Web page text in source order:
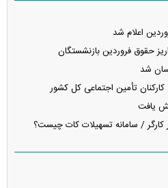
اعلام شد
حقوق فروردین بازنشستگان
شد
تأمین اجتماعی کل کشور
یافت